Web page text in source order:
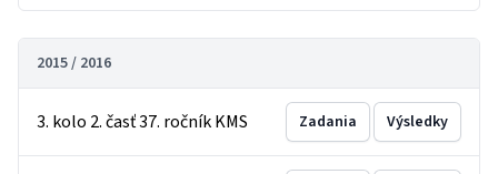
2015 / 2016
3. kolo 2. časť 37. ročník KMS Zadania Výsledky